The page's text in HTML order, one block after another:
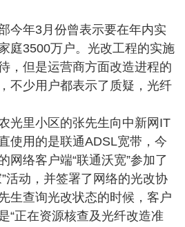
年3月份曾表示要在年内实
庭3500万户。光改工程的实施
，但是运营商方面改造进程的
不少用户都表示了质疑，光纤
里小区的张先生向中新网IT
使用的是联通ADSL宽带，今
网络客户端“联通沃宽”参加了
活动，并签署了网络的光改协
生查询光改状态的时候，客户
“正在资源核查及光纤改造准